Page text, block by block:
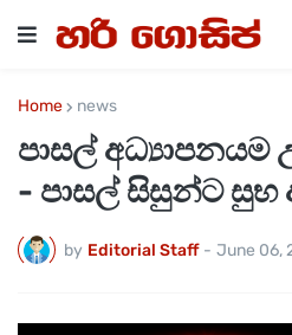
Home news
පාසල්
- පාසල් සිසුන්ට සුභ
by Editorial Staff - June 06,